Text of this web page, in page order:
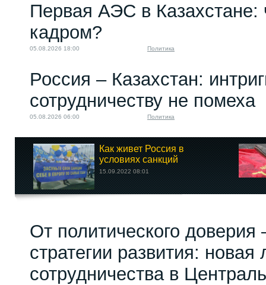
Первая АЭС в Казахстане:
кадром?
05.08.2026 18:00 Политика
Россия – Казахстан:
сотрудничеству не помеха
05.08.2026 06:00 Политика
Как живет Россия в
условиях санкций
15.09.2022 08:01
От политического
стратегии развития: новая
сотрудничества в